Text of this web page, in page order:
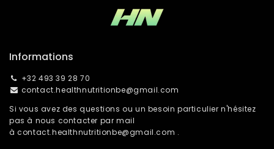
Informations
+32 493 39 28 70
contact.healthnutritionbe@gmail.com
Si vous avez des questions ou un besoin particulier n'hésitez
pas à nous contacter par mail
àcontact.healthnutritionbe@gmail.com .